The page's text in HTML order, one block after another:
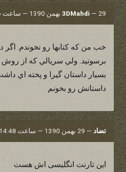
3DMahdi — 29 بهمن 1390 — ساعت 14:06
خب من كه كتابها رو نخوندم. اگر
برسونيد. ولي سريالي كه از
بسيار داستان گيرا و پخته اي
داستانش رو بخونم
تضاد — 29 بهمن 1390 — ساعت 14:48
این تارنت انگلیسی اش هست